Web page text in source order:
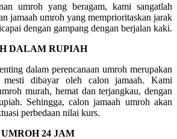
umroh yang beragam, kami sangatlah
jamaah umroh yang memprioritaskan jarak
dengan gampang dengan berjalan kaki.
DALAM RUPIAH
dalam perencanaan umroh merupakan
mesti dibayar oleh calon jamaah. Kami
murah, hemat dan terjangkau, dengan
Sehingga, calon jamaah umroh akan
perbedaan nilai kurs.
24 JAM